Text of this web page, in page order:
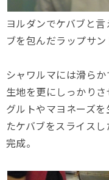
ヨルダンでケバブと
ブを包んだラップサン
シャワルマには滑ら
生地を更にしっかり
グルトやマヨネーズ
たケバブをスライス
完成。